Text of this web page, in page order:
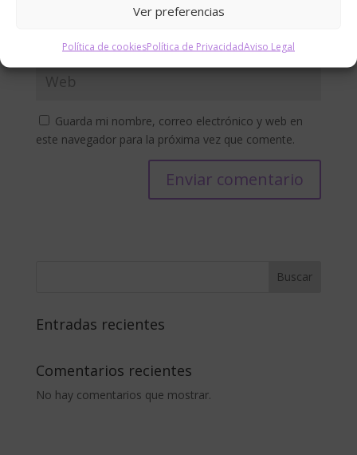
Ver preferencias
Política de cookiesPolítica de PrivacidadAviso Legal
Guarda mi nombre, correo electrónico y web en
este navegador para la próxima vez que comente.
Buscar
Entradas recientes
Comentarios recientes
No hay comentarios que mostrar.